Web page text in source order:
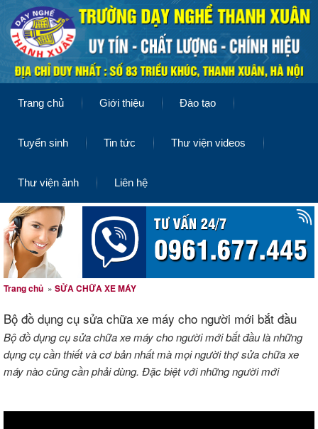
Trang chủ Giới thiệu Đào tạo
Tuyển sinh Tin tức Thư viện videos
Thư viện ảnh Liên hệ
Trang chủ » SỬA CHỮA XE MÁY
Bộ đồ dụng cụ sửa chữa xe máy cho người mới bắt đầu
Bộ đồ dụng cụ sửa chữa xe máy cho người mới bắt đầu là những
dụng cụ cần thiết và cơ bản nhất mà mọi người thợ sửa chữa xe
máy nào cũng cần phải dùng. Đặc biệt với những người mới